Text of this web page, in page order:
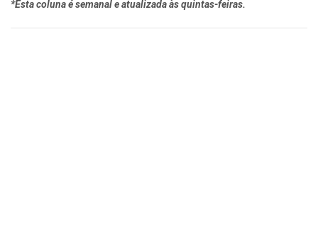
*Esta coluna é semanal e atualizada às quintas-feiras.